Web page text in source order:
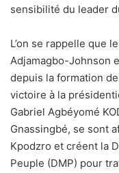
sensibilité du leader
L’on se rappelle que
Adjamagbo-Johnson
depuis la formation
victoire à la
Gabriel Agbéyomé
Gnassingbé, se sont
Kpodzro et créent la
Peuple (DMP) pour